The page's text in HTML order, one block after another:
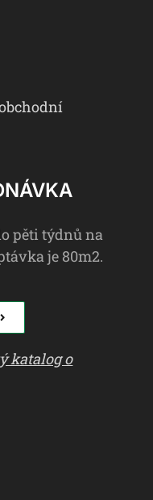
pěti týdnů na
je 80m2.
katalog o